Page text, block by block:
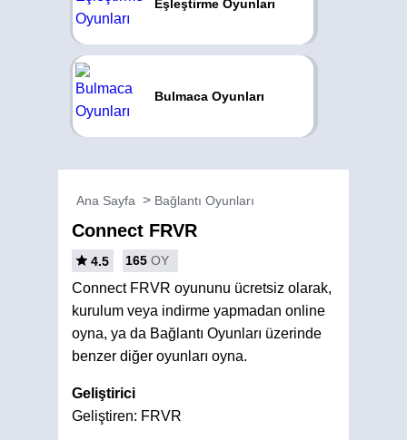
Eşleştirme Oyunları
Bulmaca Oyunları
Ana Sayfa Bağlantı Oyunları
Connect FRVR
4.5 165 OY
Connect FRVR oyununu ücretsiz olarak,
kurulum veya indirme yapmadan online
oyna, ya da Bağlantı Oyunları üzerinde
benzer diğer oyunları oyna.
Geliştirici
Geliştiren: FRVR